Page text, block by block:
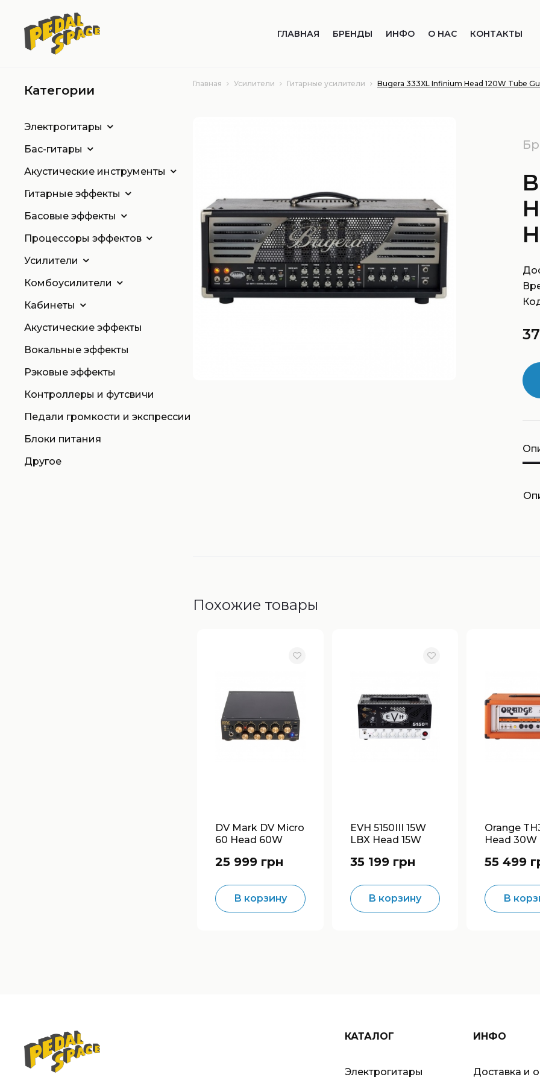
ГЛАВНАЯ БРЕНДЫ ИНФО О НАС КОНТАКТЫ
Главная Усилители Гитарные усилители Bugera 333XL Infinium Head 120W Tube
Похожие товары
DV Mark DV Micro
60 Head 60W
25 999 грн
В корзину
EVH 5150III 15W
LBX Head 15W
35 199 грн
В корзину
Orange
Head 30W
55 499
В
Категории
Электрогитары
Бас-гитары
Акустические инструменты
Гитарные эффекты
Басовые эффекты
Процессоры эффектов
Усилители
Комбоусилители
Кабинеты
Акустические эффекты
Вокальные эффекты
Рэковые эффекты
Контроллеры и футсвичи
Педали громкости и экспрессии
Блоки питания
Другое
КАТАЛОГ
Электрогитары
ИНФО
Доставка и